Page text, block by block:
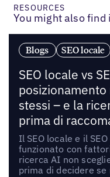
RESOURCES
You might also
Blogs SEO locale
SEO locale vs
stessi – e la
prima di
Il SEO locale e il
funzionato con
ricerca AI non
prima di decidere